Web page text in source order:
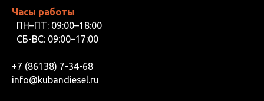
Часы работы
ПН–ПТ: 09:00–18:00
СБ-ВС: 09:00–17:00
+7 (86138) 7-34-68
info@kubandiesel.ru